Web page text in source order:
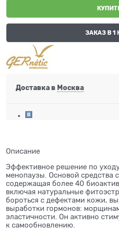
ЗАКАЗ В 1
Доставка в Москва
Описание
Эффективное решение по
менопаузы. Основой средства
содержащая более 40
включая натуральные
бороться с дефектами кожи,
выработки гормонов:
эластичности. Он активно
к самообновлению.